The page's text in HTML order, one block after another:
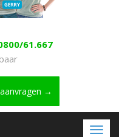
61.667
→